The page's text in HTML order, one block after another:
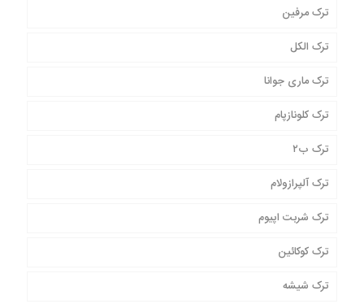
ترک مرفین
ترک الکل
ترک ماری جوانا
ترک کلونازپام
ترک ب۲
ترک آلپرازولام
ترک شربت اپیوم
ترک کوکائین
ترک شیشه